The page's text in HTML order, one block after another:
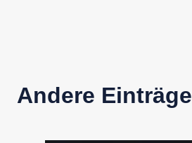
Andere Einträge